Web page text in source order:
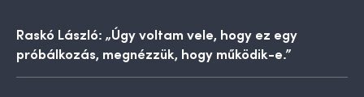
Raskó László: „Úgy voltam vele, hogy ez egy
próbálkozás, megnézzük, hogy működik-e.”